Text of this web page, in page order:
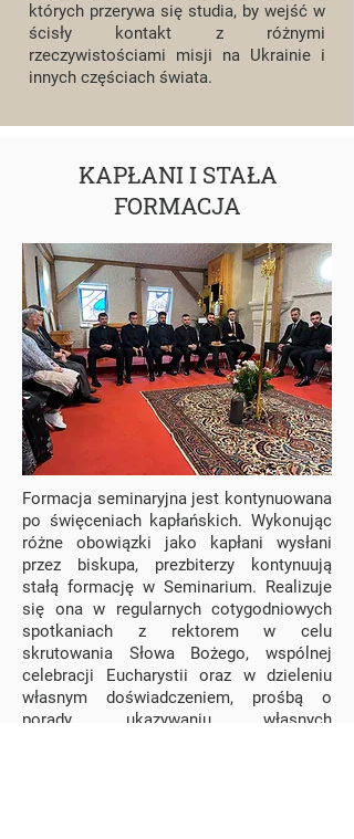
których przerywa się studia, by wejść w
ścisły kontakt z różnymi
rzeczywistościami misji na Ukrainie i
innych częściach świata.
KAPŁANI I STAŁA
FORMACJA
Formacja seminaryjna jest kontynuowana
po święceniach kapłańskich. Wykonując
różne obowiązki jako kapłani wysłani
przez biskupa, prezbiterzy kontynuują
stałą formację w Seminarium. Realizuje
się ona w regularnych cotygodniowych
spotkaniach z rektorem w celu
skrutowania Słowa Bożego, wspólnej
celebracji Eucharystii oraz w dzieleniu
własnym doświadczeniem, prośbą o
porady, ukazywaniu własnych